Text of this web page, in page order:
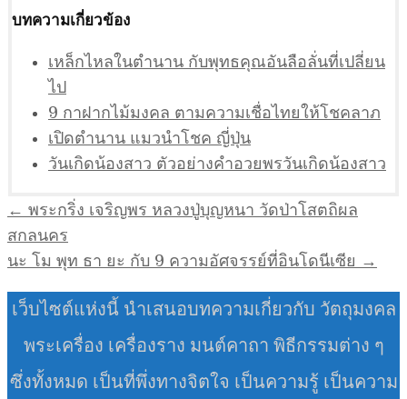
บทความเกี่ยวข้อง
เหล็กไหลในตำนาน กับพุทธคุณอันลือลั่นที่เปลี่ยน
ไป
9 กาฝากไม้มงคล ตามความเชื่อไทยให้โชคลาภ
เปิดตำนาน แมวนำโชค ญี่ปุ่น
วันเกิดน้องสาว ตัวอย่างคำอวยพรวันเกิดน้องสาว
แนะแนว
เรื่อง
← พระกริ่ง เจริญพร หลวงปู่บุญหนา วัดป่าโสตถิผล
สกลนคร
นะ โม พุท ธา ยะ กับ 9 ความอัศจรรย์ที่อินโดนีเซีย →
เว็บไซต์แห่งนี้ นำเสนอบทความเกี่ยวกับ วัตถุมงคล
พระเครื่อง เครื่องราง มนต์คาถา พิธีกรรมต่าง ๆ
ซึ่งทั้งหมด เป็นที่พึ่งทางจิตใจ เป็นความรู้ เป็นความ